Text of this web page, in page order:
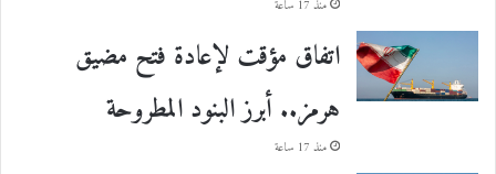
منذ 17 ساعة
اتفاق مؤقت لإعادة فتح مضيق
هرمز.. أبرز البنود المطروحة
منذ 17 ساعة